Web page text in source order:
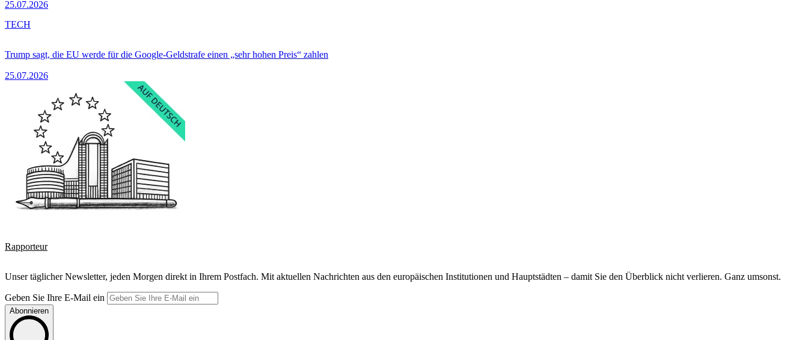
25.07.2026
Trump sagt, die EU werde für die Google-Geldstrafe einen „sehr hohen Preis“ zahlen
25.07.2026
TECH
Rapporteur
Unser täglicher Newsletter, jeden Morgen direkt in Ihrem Postfach. Mit aktuellen Nachrichten aus den europäischen Institutionen und Hauptstädten – damit Sie den Überblick nicht verlieren. Ganz umsonst.
Geben Sie Ihre E-Mail ein
Abonnieren